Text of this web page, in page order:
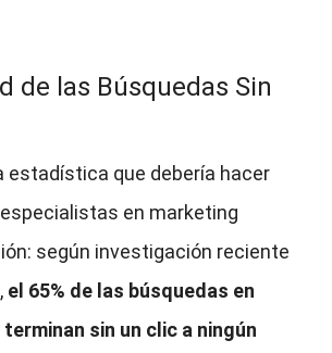
de las Búsquedas Sin
estadística que debería hacer
en marketing
según investigación reciente
el 65% de las búsquedas en
sin un clic a ningún